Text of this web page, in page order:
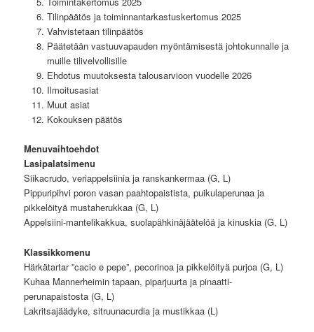
Tilinpäätös ja toiminnantarkastuskertomus 2025
Vahvistetaan tilinpäätös
Päätetään vastuuvapauden myöntämisestä johtokunnalle ja
muille tilivelvollisille
Ehdotus muutoksesta talousarvioon vuodelle 2026
Ilmoitusasiat
Muut asiat
Kokouksen päätös
Menuvaihtoehdot
Lasipalatsimenu
Siikacrudo, veriappelsiinia ja ranskankermaa (G, L)
Pippuripihvi poron vasan paahtopaistista, puikulaperunaa ja
pikkelöityä mustaherukkaa (G, L)
Appelsiini-mantelikakkua, suolapähkinäjäätelöä ja kinuskia (G, L)
Klassikkomenu
Härkätartar ”cacio e pepe”, pecorinoa ja pikkelöityä purjoa (G, L)
Kuhaa Mannerheimin tapaan, piparjuurta ja pinaatti-
perunapaistosta (G, L)
Lakritsajäädyke, sitruunacurdia ja mustikkaa (L)